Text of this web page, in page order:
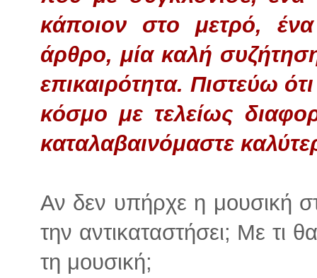
κάποιον στο μετρό,
άρθρο, μία καλή
επικαιρότητα. Πιστεύω
κόσμο με τελείως
καταλαβαινόμαστε
Αν δεν υπήρχε η μουσική
την αντικαταστήσει; Με τι
τη μουσική;